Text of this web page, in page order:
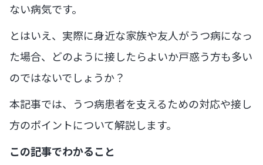
ない病気です。
とはいえ、実際に身近な家族や友人がうつ病になっ
た場合、どのように接したらよいか戸惑う方も多い
のではないでしょうか？
本記事では、うつ病患者を支えるための対応や接し
方のポイントについて解説します。
この記事でわかること